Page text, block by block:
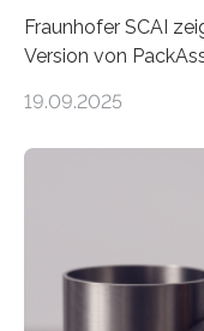
Fraunhofer SCAI
Version von
Automobil,
Teile als eine
der Benutzer
über die
besser in
einzubinden. Sankt
19.09.2025